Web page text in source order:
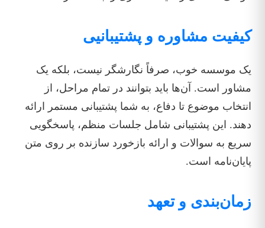
کیفیت مشاوره و پشتیبانیی
یک موسسه خوب، صرفاً نگارشگر نیست، بلکه یک
مشاور است. آن‌ها باید بتوانند در تمام مراحل، از
انتخاب موضوع تا دفاع، به شما پشتیبانی مستمر ارائه
دهند. این پشتیبانی شامل جلسات منظم، پاسخگویی
سریع به سوالات و ارائه بازخورد سازنده بر روی متن
پایان‌نامه است.
زمان‌بندی و تعهد